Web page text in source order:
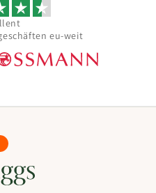
eu-weit